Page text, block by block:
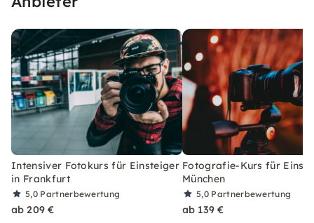
Intensiver Fotokurs für Einsteiger
in Frankfurt
5,0 Partnerbewertung
ab 209 €
Fotografie-Kurs für
München
5,0 Partnerbewertung
ab 139 €